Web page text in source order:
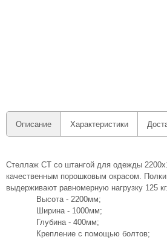
Описание Характеристики
Стеллаж СТ со штангой для одежды
качественным порошковым окрасом.
выдерживают равномерную нагрузку 125 кг.
Высота - 2200мм;
Ширина - 1000мм;
Глубина - 400мм;
Крепление с помощью болтов;